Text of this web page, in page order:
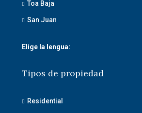
Toa Baja
San Juan
Elige la lengua:
Tipos de propiedad
Residential